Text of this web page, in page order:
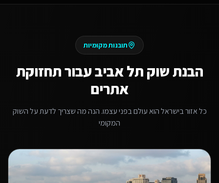
תובנות מקומיות
הבנת שוק תל אביבעבורתחזוקת
אתרים
כל אזור בישראל הוא עולם בפני עצמו. הנה מה שצריך לדעת על השוק
המקומי